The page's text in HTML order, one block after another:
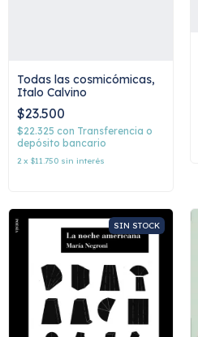
Todas las cosmicómicas,
Italo Calvino
$23.500
$22.325 con Transferencia o
depósito bancario
2 x $11.750 sin interés
SIN STOCK